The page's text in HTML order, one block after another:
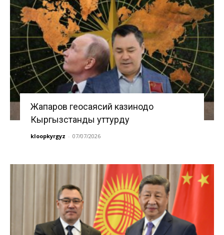
Жапаров геосаясий казинодо
Кыргызстанды уттурду
kloopkyrgyz - 07/07/2026